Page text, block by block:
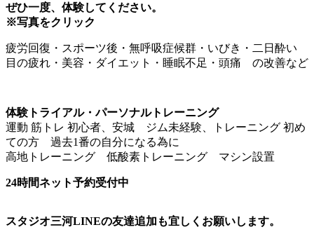
ぜひ一度、体験してください。
※写真をクリック
疲労回復・スポーツ後・無呼吸症候群・いびき・二日酔い
目の疲れ・美容・ダイエット・睡眠不足・頭痛 の改善など
体験トライアル・パーソナルトレーニング
運動 筋トレ 初心者、安城 ジム未経験、トレーニング 初め
ての方 過去1番の自分になる為に
高地トレーニング 低酸素トレーニング マシン設置
24時間ネット予約受付中
スタジオ三河LINEの友達追加も宜しくお願いします。